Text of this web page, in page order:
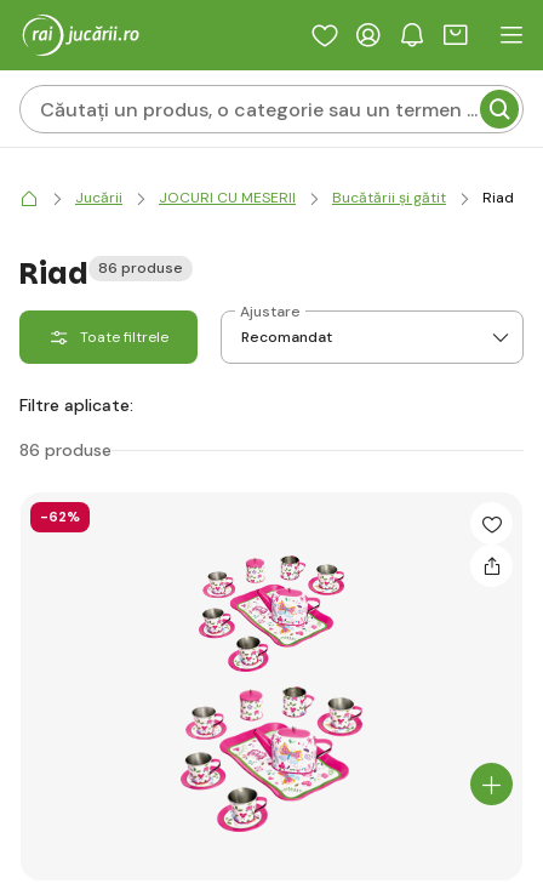
Jucării JOCURI CU MESERII Bucătării și gătit Riad
Riad 86 produse
Toate filtrele
Ajustare
Filtre aplicate:
86 produse
-62%